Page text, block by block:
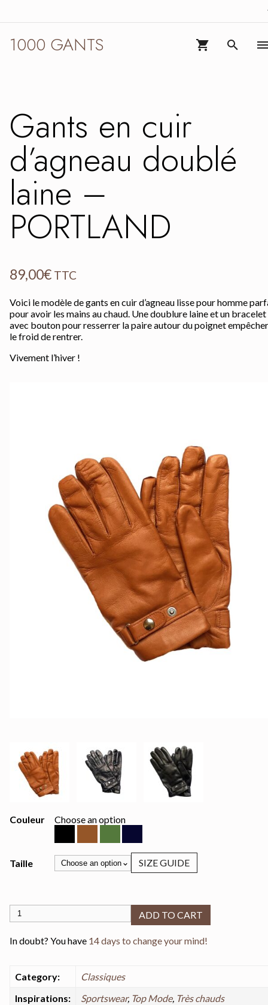
1000 GANTS VIEW CART (0)
Gants en cuir
d’agneau doublé
laine –
PORTLAND
89,00€ TTC
Voici le modèle de gants en cuir d’agneau lisse pour homme
pour avoir les mains au chaud. Une doublure laine et un bracelet
avec bouton pour resserrer la paire autour du poignet
le froid de rentrer.
Vivement l’hiver !
Couleur
Choose an option
Taille SIZE GUIDE
Gants en cuir d'agneau doublé laine - PORTLAND quantity
ADD TO CART
In doubt? You have 14 days to change your mind!
Category:
Classiques
Inspirations:
Sportswear, Top Mode, Très chauds